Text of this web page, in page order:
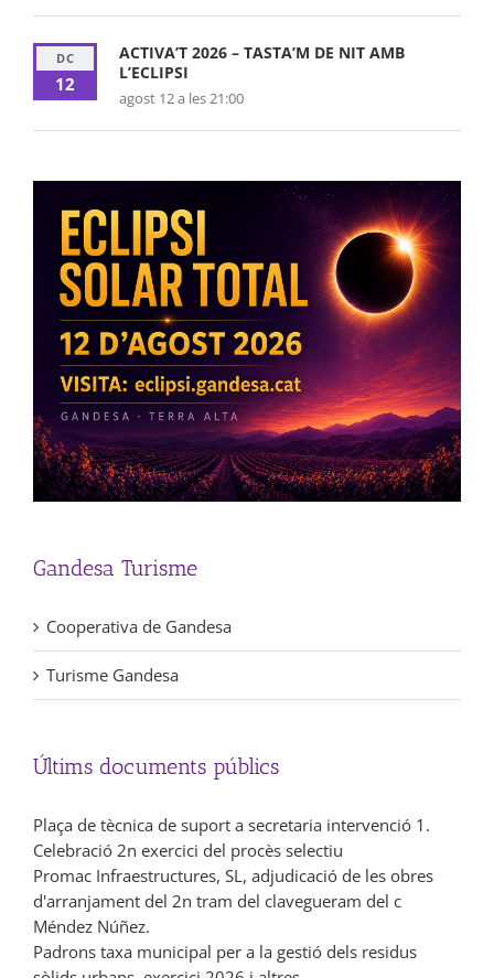
DC
12
ACTIVA’T 2026 – TASTA’M DE NIT AMB
L’ECLIPSI
agost 12 a les 21:00
Gandesa Turisme
Cooperativa de Gandesa
Turisme Gandesa
Últims documents públics
Plaça de tècnica de suport a secretaria intervenció 1.
Celebració 2n exercici del procès selectiu
Promac Infraestructures, SL, adjudicació de les obres
d'arranjament del 2n tram del clavegueram del c
Méndez Núñez.
Padrons taxa municipal per a la gestió dels residus